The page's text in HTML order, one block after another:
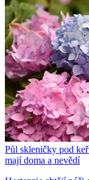
Půl skleničky pod
mají doma a nevědí